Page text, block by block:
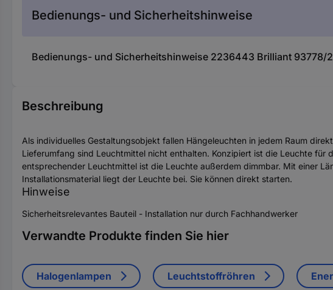
Bedienungs- und Sicherheitshinweise
Bedienungs- und Sicherheitshinweise 2236443 Brilliant 93778/
Beschreibung
Als individuelles Gestaltungsobjekt fallen Hängeleuchten in jedem Raum
Lieferumfang sind Leuchtmittel nicht enthalten. Konzipiert ist die Leuchte für
entsprechender Leuchtmittel ist die Leuchte außerdem dimmbar. Mit einer
Installationsmaterial liegt der Leuchte bei. Sie können direkt starten.
Hinweise
Sicherheitsrelevantes Bauteil - Installation nur durch Fachhandwerker
Verwandte Produkte finden Sie hier
Halogenlampen Leuchtstoffröhren